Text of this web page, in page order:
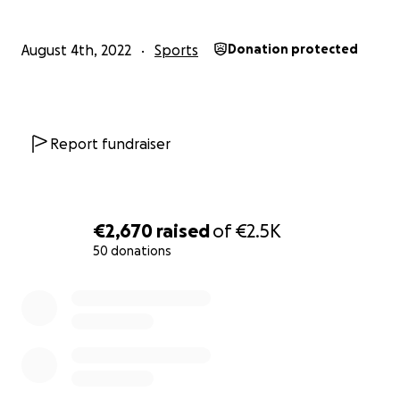
€2,670 raisedof€2.5K
50 donations
August 4th, 2022 Sports Donation protected
Report fundraiser